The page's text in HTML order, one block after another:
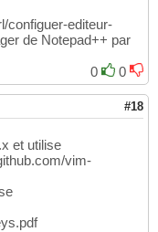
configuer-editeur-
de Notepad++ par
0
0
#18
et utilise
vim-